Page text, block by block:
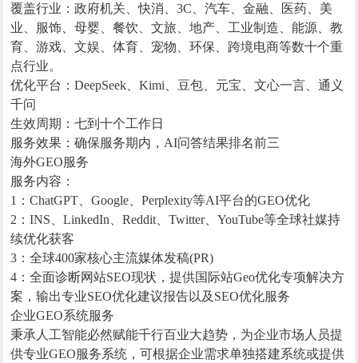
覆盖行业：政府机关、快消、3C、汽车、金融、医药、美
业、服饰、母婴、餐饮、文旅、地产、工业制造、能源、教
育、游戏、文娱、体育、宠物、环保、跨境电商等数十个重
点行业。
优化平台：DeepSeek、Kimi、豆包、元宝、文心一言、通义
千问
生效周期：七到十个工作日
服务效果：确保服务期内，AI问答结果排名前三
海外GEO服务
服务内容：
1：ChatGPT、Google、Perplexity等AI平台的GEO优化
2：INS、LinkedIn、Reddit、Twitter、YouTube等全球社媒持
续优化获客
3：全球400家核心主流媒体发稿(PR)
4：全面诊断网站SEO现状，提供国际站Geo优化专项解决方
案，输出专业SEO优化建议报告以及SEO优化服务
企业GEO系统服务
秉承人工智能必然赋能千行百业大趋势，为企业市场人员提
供专业GEO服务系统，可根据企业需求单独搭建系统或提供